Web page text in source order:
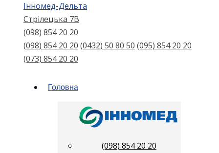
Інномед-Дельта
Стрілецька 7В
(098) 854 20 20
(098) 854 20 20 (0432) 50 80 50 (095) 854 20 20
(073) 854 20 20
Головна
(098) 854 20 20